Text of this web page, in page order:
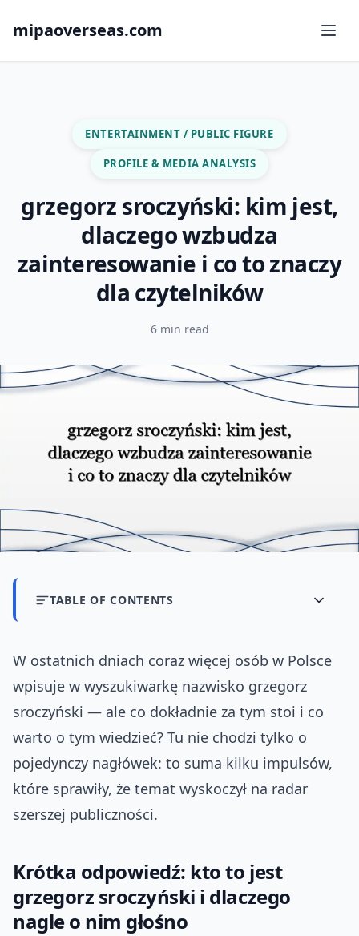
mipaoverseas.com
ENTERTAINMENT / PUBLIC FIGURE
PROFILE & MEDIA ANALYSIS
grzegorz sroczyński: kim jest,
dlaczego wzbudza
zainteresowanie i co to znaczy
dla czytelników
6 min read
TABLE OF CONTENTS
W ostatnich dniach coraz więcej osób w Polsce
wpisuje w wyszukiwarkę nazwisko grzegorz
sroczyński — ale co dokładnie za tym stoi i co
warto o tym wiedzieć? Tu nie chodzi tylko o
pojedynczy nagłówek: to suma kilku impulsów,
które sprawiły, że temat wyskoczył na radar
szerszej publiczności.
Krótka odpowiedź: kto to jest
grzegorz sroczyński i dlaczego
nagle o nim głośno